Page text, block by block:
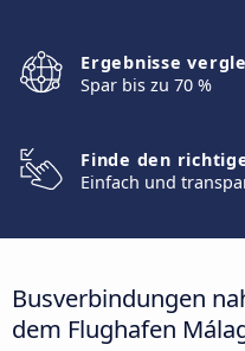
Ergebnisse
Spar bis zu 70 %
Finde den
Einfach und
Busverbindungen
dem Flughafen